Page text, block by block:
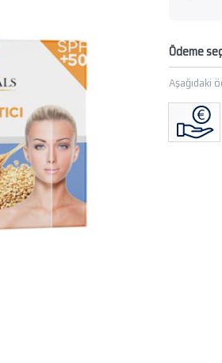
Ödeme
Aşağıdaki